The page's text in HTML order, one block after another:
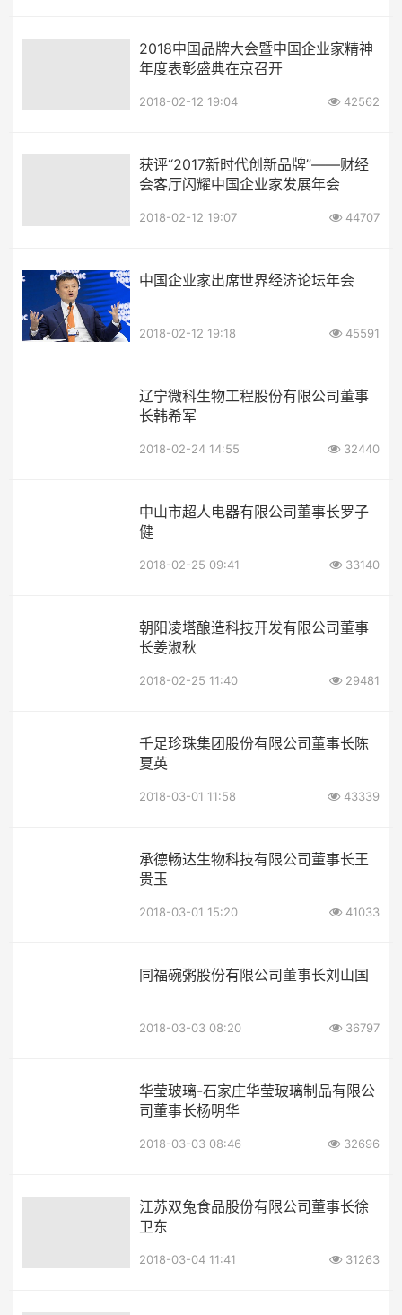
2018中国品牌大会暨中国企业家精神
年度表彰盛典在京召开
2018-02-12 19:04 42562
获评“2017新时代创新品牌”——财经
会客厅闪耀中国企业家发展年会
2018-02-12 19:07 44707
中国企业家出席世界经济论坛年会
2018-02-12 19:18 45591
辽宁微科生物工程股份有限公司董事
长韩希军
2018-02-24 14:55 32440
中山市超人电器有限公司董事长罗子
健
2018-02-25 09:41 33140
朝阳凌塔酿造科技开发有限公司董事
长姜淑秋
2018-02-25 11:40 29481
千足珍珠集团股份有限公司董事长陈
夏英
2018-03-01 11:58 43339
承德畅达生物科技有限公司董事长王
贵玉
2018-03-01 15:20 41033
同福碗粥股份有限公司董事长刘山国
2018-03-03 08:20 36797
华莹玻璃-石家庄华莹玻璃制品有限公
司董事长杨明华
2018-03-03 08:46 32696
江苏双兔食品股份有限公司董事长徐
卫东
2018-03-04 11:41 31263